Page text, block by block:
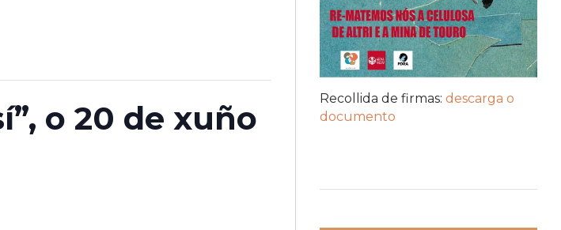
o 20 de xuño
Recollida de firmas: descarga o
documento